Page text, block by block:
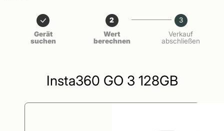
Gerät
suchen
2
Wert
berechnen
3
Verkauf
abschließen
Insta360 GO 3 128GB